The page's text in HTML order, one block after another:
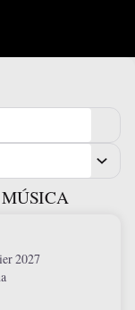
2027